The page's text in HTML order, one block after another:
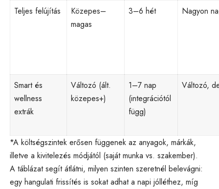
Teljes felújítás
Közepes–
magas
3–6 hét Nagyon
Smart és
wellness
extrák
Változó (ált.
közepes+)
1–7 nap
(integrációtól
függ)
Változó,
*A költségszintek erősen függenek az anyagok, márkák,
illetve a kivitelezés módjától (saját munka vs. szakember).
A táblázat segít átlátni, milyen szinten szeretnél belevágni:
egy hangulati frissítés is sokat adhat a napi jólléthez, míg